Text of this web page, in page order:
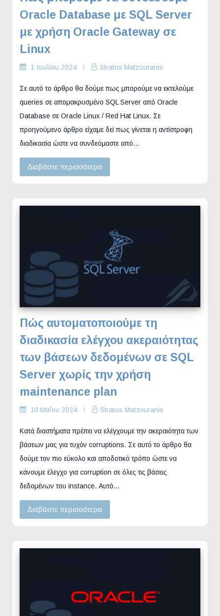
Oracle Database με SQL Server
με χρήση Oracle Gateway σε
Linux
1 Ιουλίου 2024 Stratos Matzouranis
Σε αυτό το άρθρο θα δούμε πως μπορούμε να εκτελούμε
queries σε απομακρυσμένο SQL Server από Oracle
Database σε Oracle Linux / Red Hat Linux. Σε
προηγούμενο άρθρο είχαμε δεί πως γίνεται η αντίστροφη
διαδικασία ώστε να συνδεόμαστε από…
Διαβάστε περισσότερα
Πώς αυτοματοποιούμε τη
διαδικασία ελέγχου ακεραιότητας
των βάσεων δεδομένων σε SQL
Server χωρίς την χρήση
maintenance plan
10 Μαΐου 2024 Stratos Matzouranis
Κατά διαστήματα πρέπει να ελέγχουμε την ακεραιότητα των
βάσεων μας για τυχόν corruptions. Σε αυτό το άρθρο θα
δούμε τον πιο εύκολο και αποδοτικό τρόπο ώστε να
κάνουμε έλεγχο για corruption σε όλες τις βάσεις
δεδομένων του instance. Αυτό…
Διαβάστε περισσότερα